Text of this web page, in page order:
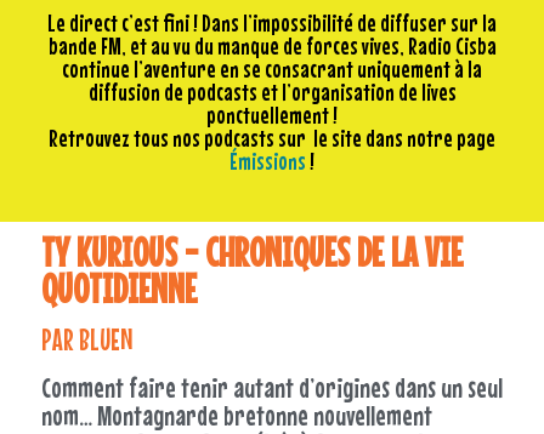
Le direct c’est fini ! Dans l’impossibilité de diffuser sur la
bande FM, et au vu du manque de forces vives, Radio Cisba
continue l’aventure en se consacrant uniquement à la
diffusion de podcasts et l’organisation de lives
ponctuellement !
Retrouvez tous nos podcasts sur le site dans notre page
Émissions!
TY KURIOUS - CHRONIQUES DE LA VIE
QUOTIDIENNE
PAR BLUEN
Comment faire tenir autant d’origines dans un seul
nom… Montagnarde bretonne nouvellement